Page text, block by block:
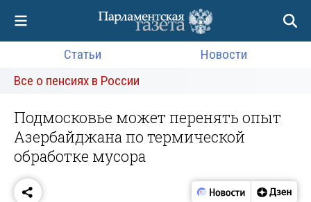
Статьи
Новости
Все о пенсиях в России
Подмосковье может перенять опыт
Азербайджана по термической
обработке мусора